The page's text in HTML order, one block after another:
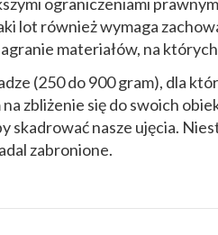
lot również wymaga
materiałów, na których
(250 do 900 gram), dla
zbliżenie się do swoich
skadrować nasze ujęcia.
zabronione.